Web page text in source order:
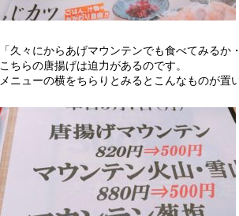
「久々にからあげマウンテンでも食べてみるか
こちらの唐揚げは迫力があるのです。
メニューの横をちらりとみるとこんなものが置